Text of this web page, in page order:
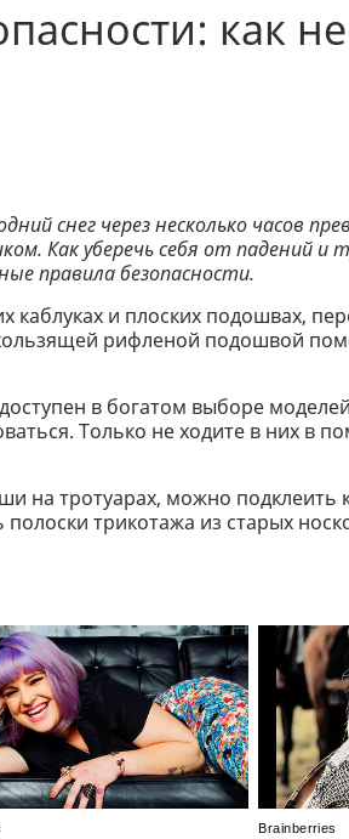
как
снег через несколько часов
Как уберечь себя от падений и
правила безопасности.
каблуках и плоских подошвах,
рифленой подошвой
в богатом выборе
Только не ходите в них в
на тротуарах, можно
трикотажа из старых